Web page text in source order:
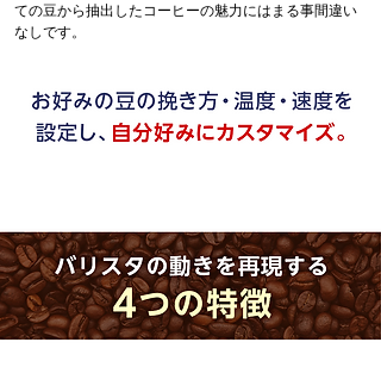
ての豆から抽出したコーヒーの魅力にはまる事間違い
なしです。